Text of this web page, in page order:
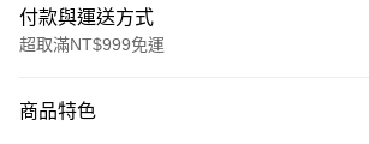
付款與運送方式
超取滿NT$999免運
信用卡一次付款
商品特色